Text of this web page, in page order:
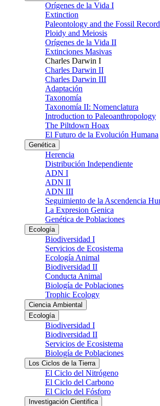
Orígenes de la Vida I
Extinction
Paleontology and the Fossil Record
Ploidy and Meiosis
Orígenes de la Vida II
Extinciones Masivas
Charles Darwin I
Charles Darwin II
Charles Darwin III
Adaptación
Taxonomía
Taxonomía II: Nomenclatura
Introduction to Paleoanthropology
The Piltdown Hoax
El Futuro de la Evolución Humana
Genética
Herencia
Distribución Independiente
ADN I
ADN II
ADN III
Seguimiento de la Ascendencia
La Expresion Genica
Genética de Poblaciones
Ecología
Biodiversidad I
Servicios de Ecosistema
Ecología Animal
Biodiversidad II
Conducta Animal
Biología de Poblaciones
Trophic Ecology
Ciencia Ambiental
Ecología
Biodiversidad I
Biodiversidad II
Servicios de Ecosistema
Biología de Poblaciones
Los Ciclos de la Tierra
El Ciclo del Nitrógeno
El Ciclo del Carbono
El Ciclo del Fósforo
Investigación Cientifica